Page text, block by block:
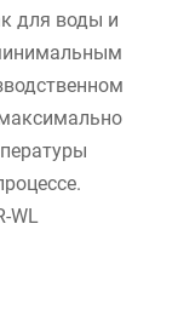
для воды и
WL